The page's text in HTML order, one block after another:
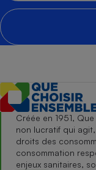
Créée en 1951,
non lucratif qui
droits des
consommation
enjeux sanitaires,